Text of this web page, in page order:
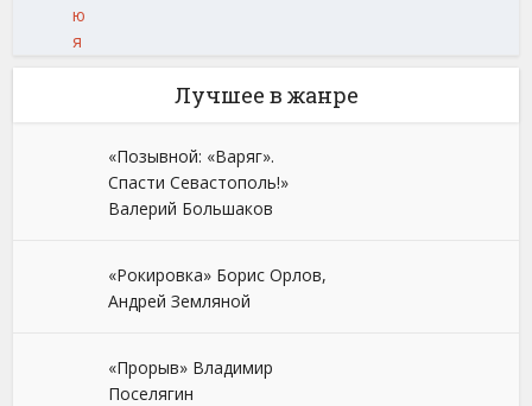
ю
я
Лучшее в жанре
«Позывной: «Варяг».
Спасти Севастополь!»
Валерий Большаков
«Рокировка» Борис Орлов,
Андрей Земляной
«Прорыв» Владимир
Поселягин